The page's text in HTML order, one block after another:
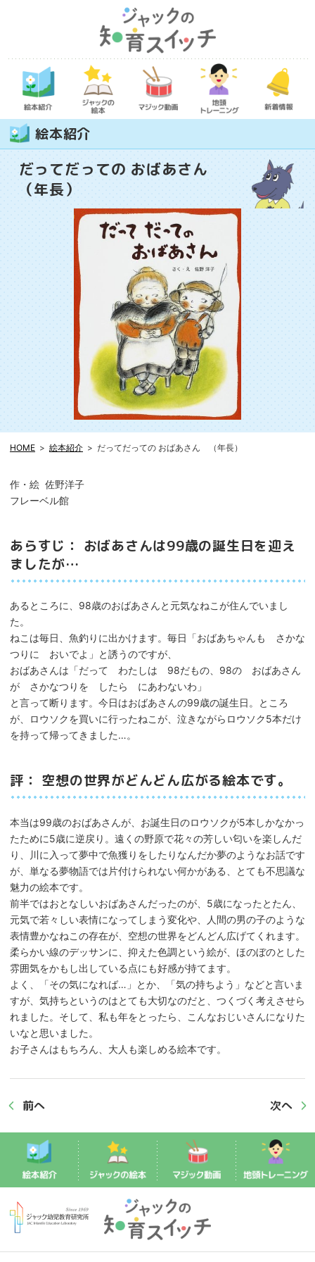
絵本紹介
だってだっての おばあさん
（年長）
HOME 絵本紹介 だってだっての おばあさん （年長）
作・絵 佐野洋子
フレーベル館
あらすじ： おばあさんは99歳の誕生日を迎え
ましたが…
あるところに、98歳のおばあさんと元気なねこが住んでいまし
た。
ねこは毎日、魚釣りに出かけます。毎日「おばあちゃんも さかな
つりに おいでよ」と誘うのですが、
おばあさんは「だって わたしは 98だもの、98の おばあさん
が さかなつりを したら にあわないわ」
と言って断ります。今日はおばあさんの99歳の誕生日。ところ
が、ロウソクを買いに行ったねこが、泣きながらロウソク5本だけ
を持って帰ってきました…。
評： 空想の世界がどんどん広がる絵本です。
本当は99歳のおばあさんが、お誕生日のロウソクが5本しかなかっ
たために5歳に逆戻り。遠くの野原で花々の芳しい匂いを楽しんだ
り、川に入って夢中で魚獲りをしたりなんだか夢のようなお話です
が、単なる夢物語では片付けられない何かがある、とても不思議な
魅力の絵本です。
前半ではおとなしいおばあさんだったのが、5歳になったとたん、
元気で若々しい表情になってしまう変化や、人間の男の子のような
表情豊かなねこの存在が、空想の世界をどんどん広げてくれます。
柔らかい線のデッサンに、抑えた色調という絵が、ほのぼのとした
雰囲気をかもし出している点にも好感が持てます。
よく、「その気になれば…」とか、「気の持ちよう」などと言いま
すが、気持ちというのはとても大切なのだと、つくづく考えさせら
れました。そして、私も年をとったら、こんなおじいさんになりた
いなと思いました。
お子さんはもちろん、大人も楽しめる絵本です。
前へ 次へ